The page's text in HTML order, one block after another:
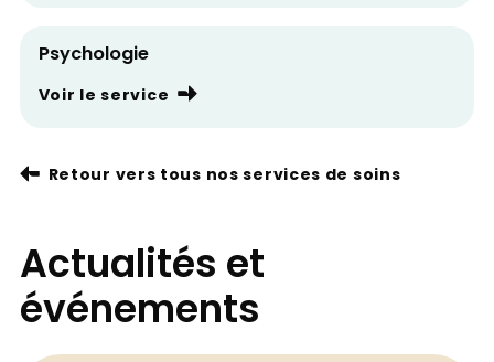
Psychologie
Voir le service
Retour vers tous nos services de soins
Actualités et
événements